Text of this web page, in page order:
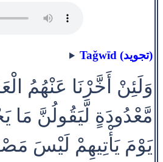
Taǧwīd (تجويد)
وَلَئِنْ أَخَّرْنَا عَنْهُمُ
مَّعْدُودَةٍ لَّيَقُولُنَّ مَا
يَوْمَ يَأْتِيهِمْ لَيْسَ